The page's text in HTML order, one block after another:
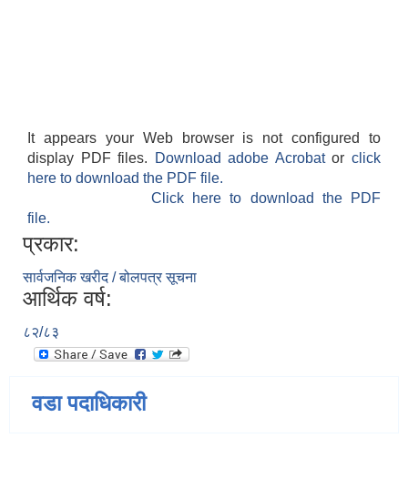
It appears your Web browser is not configured to
display PDF files.
Download adobe Acrobatorclick
here to download the PDF file.
Click here to download the PDF
file.
प्रकार:
सार्वजनिक खरीद / बोलपत्र सूचना
आर्थिक वर्ष:
८२/८३
वडा पदाधिकारी